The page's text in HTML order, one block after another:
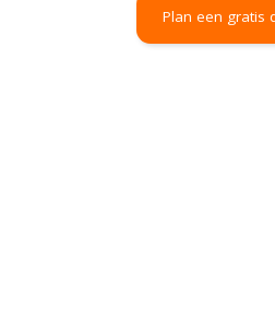
Plan een gratis